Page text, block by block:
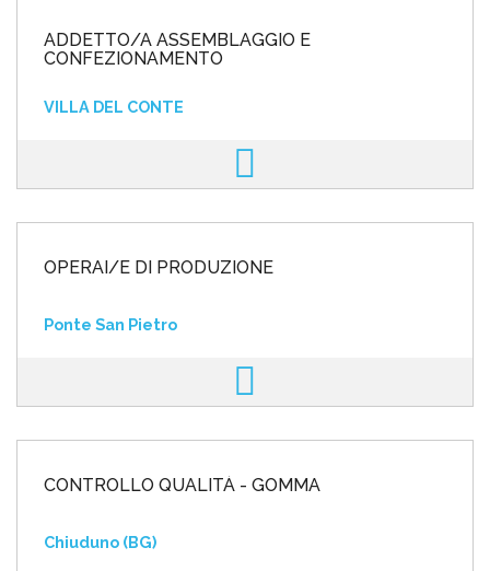
ADDETTO/A ASSEMBLAGGIO E
CONFEZIONAMENTO
VILLA DEL CONTE
OPERAI/E DI PRODUZIONE
Ponte San Pietro
CONTROLLO QUALITÀ - GOMMA
Chiuduno (BG)